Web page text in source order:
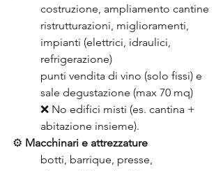
costruzione, ampliamento cantine
ristrutturazioni, miglioramenti,
impianti (elettrici, idraulici,
refrigerazione)
punti vendita di vino (solo fissi) e
sale degustazione (max 70 mq)
❌ No edifici misti (es. cantina +
abitazione insieme).
⚙️ Macchinari e attrezzature
botti, barrique, presse,